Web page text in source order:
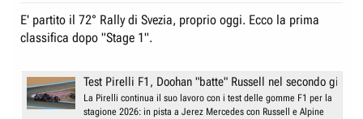
r
e
s
c
I
n
i
o
E' partito il 72° Rally di Svezia, proprio oggi. Ecco la prima
classifica dopo "Stage 1".
Test Pirelli F1, Doohan "batte" Russell nel secondo
La Pirelli continua il suo lavoro con i test delle gomme F1 per la
stagione 2026: in pista a Jerez Mercedes con Russell e Alpine